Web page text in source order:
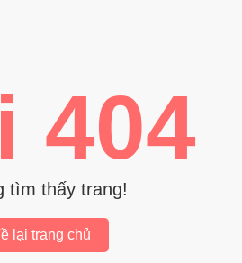
404
tìm thấy trang!
lại trang chủ